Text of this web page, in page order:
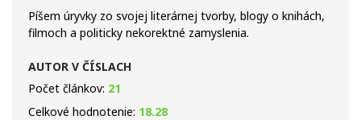
Píšem úryvky zo svojej literárnej tvorby, blogy o knihách,
filmoch a politicky nekorektné zamyslenia.
AUTOR V ČÍSLACH
Počet článkov: 21
Celkové hodnotenie: 18.28